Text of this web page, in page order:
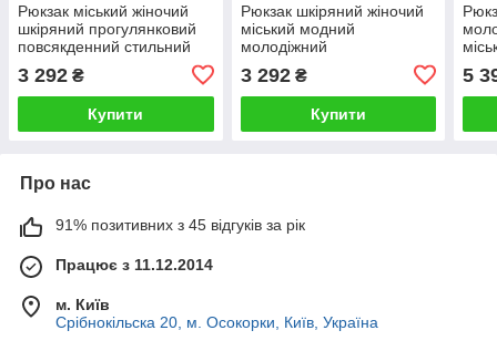
Рюкзак міський жіночий
шкіряний прогулянковий
повсякденний стильний
3 292 ₴
Купити
Рюкзак шкіряний жіночий
міський модний
молодіжний
прогулянковий для школи
і роботи сірого кольору
3 292₴
Купити
5
Про нас
91% позитивних з 45 відгуків за рік
Працює з 11.12.2014
м. Київ
Срібнокільска 20, м. Осокорки, Київ, Україна